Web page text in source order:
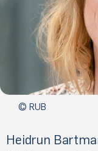
© RUB
Heid­run